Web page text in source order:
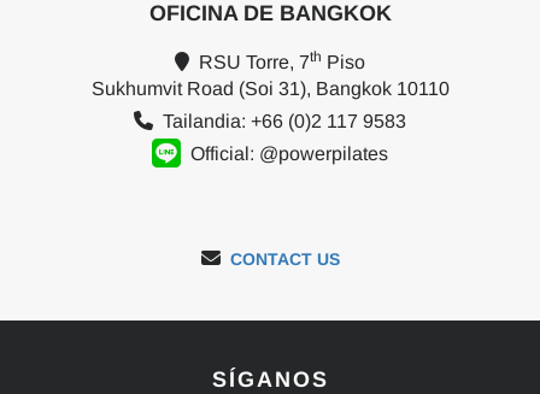
OFICINA DE BANGKOK
RSU Torre, 7th Piso
Sukhumvit Road (Soi 31), Bangkok 10110
Tailandia: +66 (0)2 117 9583
Official: @powerpilates
CONTACT US
SÍGANOS